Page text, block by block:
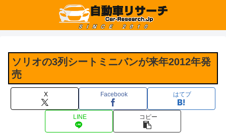
ソリオの3列シートミニバンが来年2012年発
売
X Facebook はてブ
LINE コピー